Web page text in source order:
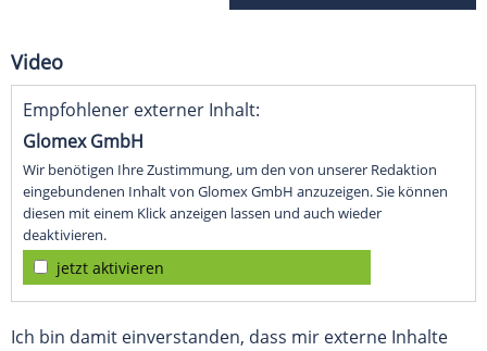
Video
Empfohlener externer Inhalt:
Glomex GmbH
Wir benötigen Ihre Zustimmung, um den von unserer Redaktion
eingebundenen Inhalt von Glomex GmbH anzuzeigen. Sie können
diesen mit einem Klick anzeigen lassen und auch wieder
deaktivieren.
jetzt aktivieren
Ich bin damit einverstanden, dass mir externe Inhalte